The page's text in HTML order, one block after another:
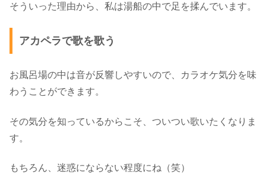
そういった理由から、私は湯船の中で足を揉んでいます。
アカペラで歌を歌う
お風呂場の中は音が反響しやすいので、カラオケ気分を味
わうことができます。
その気分を知っているからこそ、ついつい歌いたくなりま
す。
もちろん、迷惑にならない程度にね（笑）